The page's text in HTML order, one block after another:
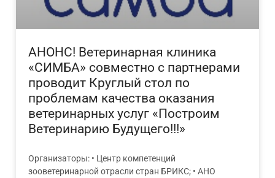
АНОНС! Ветеринарная клиника
«СИМБА» совместно с партнерами
проводит Круглый стол по
проблемам качества оказания
ветеринарных услуг «Построим
Ветеринарию Будущего!!!»
Организаторы: • Центр компетенций
зооветеринарной отрасли стран БРИКС; • АНО